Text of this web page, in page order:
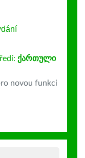
ქართული
novou funkci